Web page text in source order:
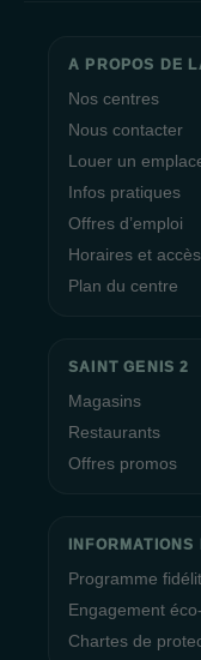
A PROPOS DE
Nos centres
Nous contacter
Louer un
Infos pratiques
Offres d’emploi
Horaires et accès
Plan du centre
SAINT GENIS 2
Magasins
Restaurants
Offres promos
Programme
Engagement
Chartes de